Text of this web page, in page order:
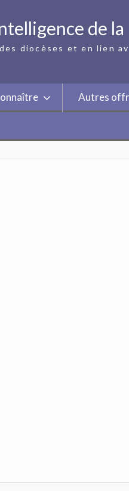
de la
diocèses et en lien
Autres